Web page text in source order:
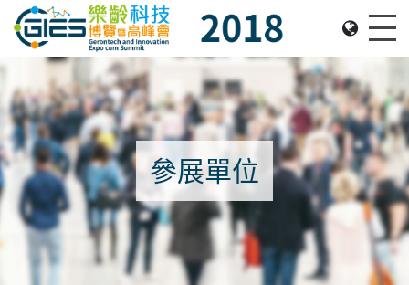
Date: Expo: 22-25 November 2018, Venue: Hall 1A-
參展單位